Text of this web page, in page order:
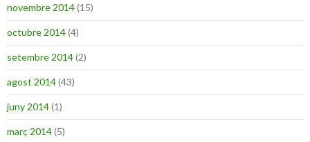
novembre 2014(15)
octubre 2014(4)
setembre 2014(2)
agost 2014(43)
juny 2014(1)
març 2014(5)